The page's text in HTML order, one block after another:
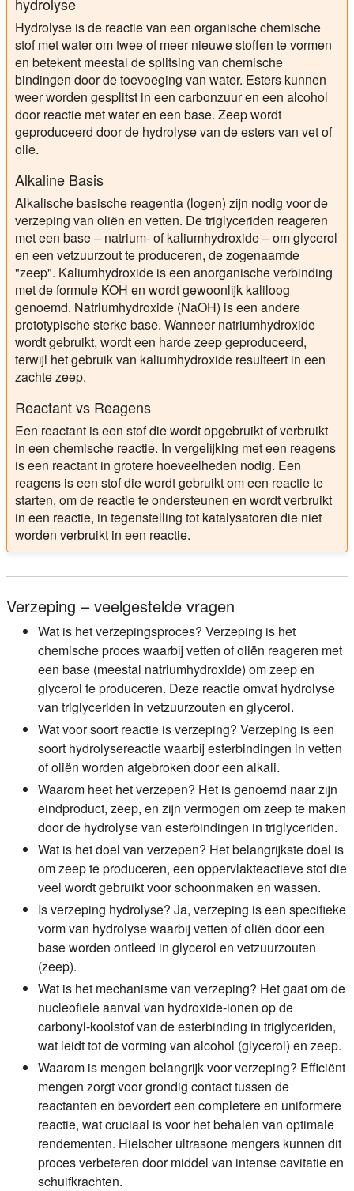
Hydrolyse is de reactie van een organische chemische
stof met water om twee of meer nieuwe stoffen te vormen
en betekent meestal de splitsing van chemische
bindingen door de toevoeging van water. Esters kunnen
weer worden gesplitst in een carbonzuur en een alcohol
door reactie met water en een base. Zeep wordt
geproduceerd door de hydrolyse van de esters van vet of
olie.
Alkaline Basis
Alkalische basische reagentia (logen) zijn nodig voor de
verzeping van oliën en vetten. De triglyceriden reageren
met een base – natrium- of kaliumhydroxide – om glycerol
en een vetzuurzout te produceren, de zogenaamde
"zeep". Kaliumhydroxide is een anorganische verbinding
met de formule KOH en wordt gewoonlijk kaliloog
genoemd. Natriumhydroxide (NaOH) is een andere
prototypische sterke base. Wanneer natriumhydroxide
wordt gebruikt, wordt een harde zeep geproduceerd,
terwijl het gebruik van kaliumhydroxide resulteert in een
zachte zeep.
Reactant vs Reagens
Een reactant is een stof die wordt opgebruikt of verbruikt
in een chemische reactie. In vergelijking met een reagens
is een reactant in grotere hoeveelheden nodig. Een
reagens is een stof die wordt gebruikt om een reactie te
starten, om de reactie te ondersteunen en wordt verbruikt
in een reactie, in tegenstelling tot katalysatoren die niet
worden verbruikt in een reactie.
Verzeping – veelgestelde vragen
Wat is het verzepingsproces? Verzeping is het
chemische proces waarbij vetten of oliën reageren met
een base (meestal natriumhydroxide) om zeep en
glycerol te produceren. Deze reactie omvat hydrolyse
van triglyceriden in vetzuurzouten en glycerol.
Wat voor soort reactie is verzeping? Verzeping is een
soort hydrolysereactie waarbij esterbindingen in vetten
of oliën worden afgebroken door een alkali.
Waarom heet het verzepen? Het is genoemd naar zijn
eindproduct, zeep, en zijn vermogen om zeep te maken
door de hydrolyse van esterbindingen in triglyceriden.
Wat is het doel van verzepen? Het belangrijkste doel is
om zeep te produceren, een oppervlakteactieve stof die
veel wordt gebruikt voor schoonmaken en wassen.
Is verzeping hydrolyse? Ja, verzeping is een specifieke
vorm van hydrolyse waarbij vetten of oliën door een
base worden ontleed in glycerol en vetzuurzouten
(zeep).
Wat is het mechanisme van verzeping? Het gaat om de
nucleofiele aanval van hydroxide-ionen op de
carbonyl-koolstof van de esterbinding in triglyceriden,
wat leidt tot de vorming van alcohol (glycerol) en zeep.
Waarom is mengen belangrijk voor verzeping? Efficiënt
mengen zorgt voor grondig contact tussen de
reactanten en bevordert een completere en uniformere
reactie, wat cruciaal is voor het behalen van optimale
rendementen. Hielscher ultrasone mengers kunnen dit
proces verbeteren door middel van intense cavitatie en
schuifkrachten.